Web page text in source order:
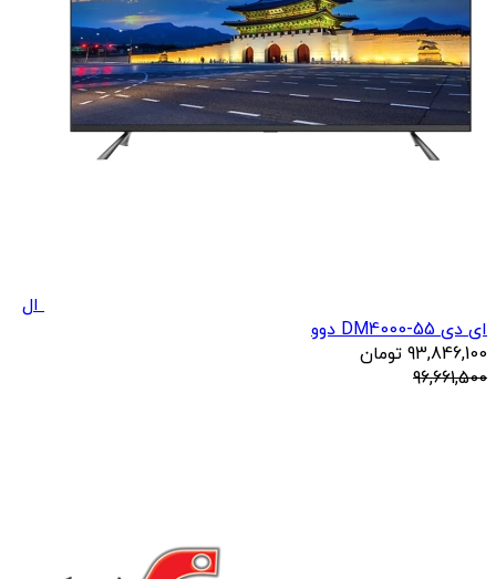
ال
ای دی DM4000-55 دوو
93,846,100 تومان
96,661,500